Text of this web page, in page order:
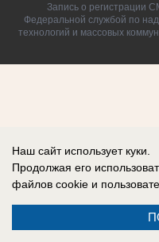
Запись о
Федеральной службой по
технологий и массовых
Наш сайт использует куки.
Продолжая его
файлов cookie и